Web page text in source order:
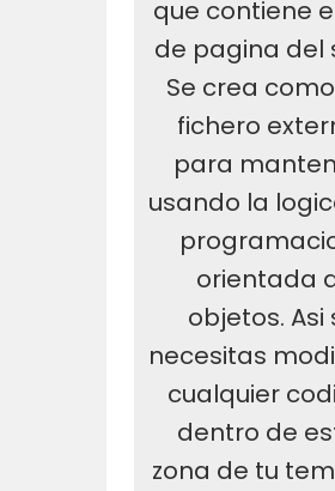
que contiene
de pagina del
Se crea
fichero
para
usando la
orientada
objetos. Asi
necesitas
cualquier
dentro de
zona de tu